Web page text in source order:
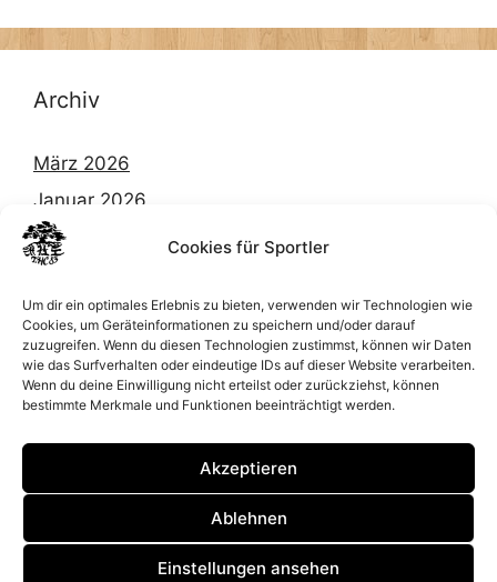
Cookies für Sportler
Um dir ein optimales Erlebnis zu bieten, verwenden wir Technologien wie
Cookies, um Geräteinformationen zu speichern und/oder darauf
zuzugreifen. Wenn du diesen Technologien zustimmst, können wir Daten
wie das Surfverhalten oder eindeutige IDs auf dieser Website verarbeiten.
Wenn du deine Einwilligung nicht erteilst oder zurückziehst, können
bestimmte Merkmale und Funktionen beeinträchtigt werden.
Akzeptieren
Ablehnen
Einstellungen ansehen
Archiv
März 2026
Januar 2026
Dezember 2025
September 2025
Februar 2025
März 2024
2026 © | Gelsenkirchen Taekwondo Hobby Club |